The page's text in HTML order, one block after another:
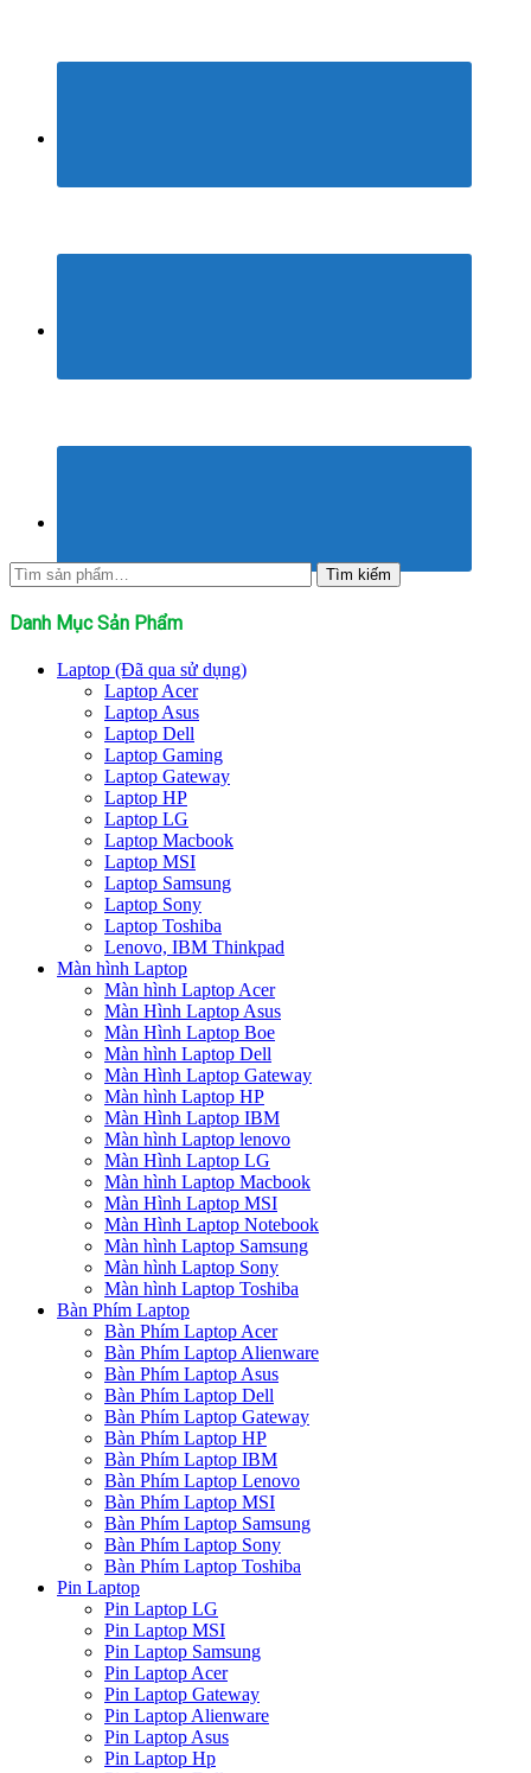
Tìm
kiếm:
Tìm kiếm
Danh Mục Sản Phẩm
Laptop (Đã qua sử dụng)
Laptop Acer
Laptop Asus
Laptop Dell
Laptop Gaming
Laptop Gateway
Laptop HP
Laptop LG
Laptop Macbook
Laptop MSI
Laptop Samsung
Laptop Sony
Laptop Toshiba
Lenovo, IBM Thinkpad
Màn hình Laptop
Màn hình Laptop Acer
Màn Hình Laptop Asus
Màn Hình Laptop Boe
Màn hình Laptop Dell
Màn Hình Laptop Gateway
Màn hình Laptop HP
Màn Hình Laptop IBM
Màn hình Laptop lenovo
Màn Hình Laptop LG
Màn hình Laptop Macbook
Màn Hình Laptop MSI
Màn Hình Laptop Notebook
Màn hình Laptop Samsung
Màn hình Laptop Sony
Màn hình Laptop Toshiba
Bàn Phím Laptop
Bàn Phím Laptop Acer
Bàn Phím Laptop Alienware
Bàn Phím Laptop Asus
Bàn Phím Laptop Dell
Bàn Phím Laptop Gateway
Bàn Phím Laptop HP
Bàn Phím Laptop IBM
Bàn Phím Laptop Lenovo
Bàn Phím Laptop MSI
Bàn Phím Laptop Samsung
Bàn Phím Laptop Sony
Bàn Phím Laptop Toshiba
Pin Laptop
Pin Laptop LG
Pin Laptop MSI
Pin Laptop Samsung
Pin Laptop Acer
Pin Laptop Gateway
Pin Laptop Alienware
Pin Laptop Asus
Pin Laptop Hp